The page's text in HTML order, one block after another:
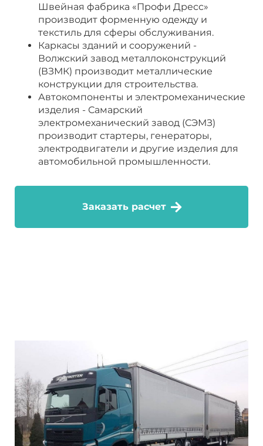
Швейная фабрика «Профи Дресс»
производит форменную одежду и
текстиль для сферы обслуживания.
Каркасы зданий и сооружений -
Волжский завод металлоконструкций
(ВЗМК) производит металлические
конструкции для строительства.
Автокомпоненты и электромеханические
изделия - Самарский
электромеханический завод (СЭМЗ)
производит стартеры, генераторы,
электродвигатели и другие изделия для
автомобильной промышленности.
Заказать расчет